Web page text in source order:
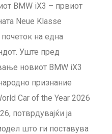
BMW iX3 – првиот
Neue Klasse
на една
Уште пред
новиот BMW iX3
признание
Car of the Year 2026
потврдувајќи ја
што ги поставува